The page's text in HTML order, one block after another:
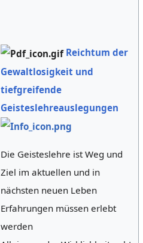
Reichtum der
Gewaltlosigkeit und
tiefgreifende
Geisteslehreauslegungen
Die Geisteslehre ist Weg und
Ziel im aktuellen und in
nächsten neuen Leben
Erfahrungen müssen erlebt
werden